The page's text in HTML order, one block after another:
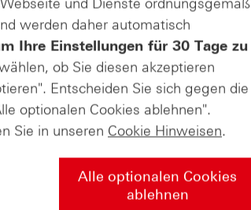
werden daher automatisch
Ihre Einstellungen für 30 Tage zu
ob Sie diesen akzeptieren
Entscheiden Sie sich gegen die
optionalen Cookies ablehnen".
Sie in unseren Cookie Hinweisen.
Alle optionalen Cookies
ablehnen